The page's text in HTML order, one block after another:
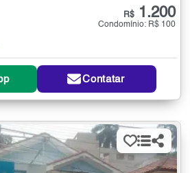
R$ 1.200
Condomínio: R$ 100
Contatar